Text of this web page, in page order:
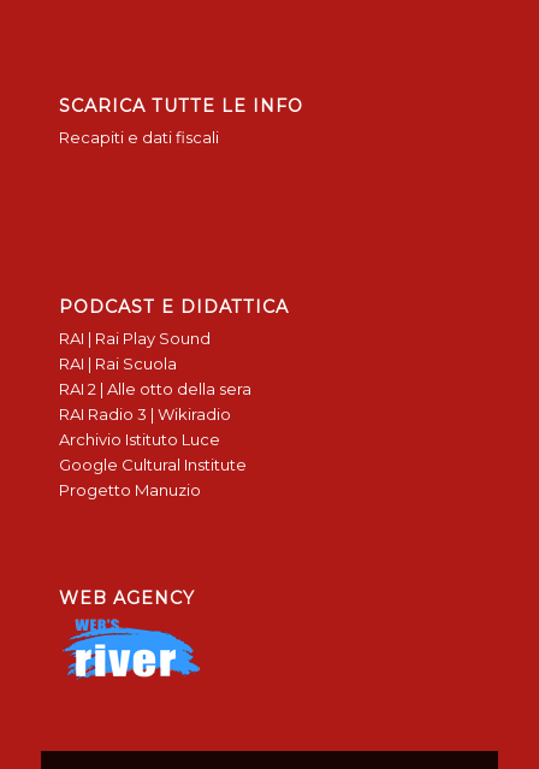
SCARICA TUTTE LE INFO
Recapiti e dati fiscali
PODCAST E DIDATTICA
RAI | Rai Play Sound
RAI | Rai Scuola
RAI 2 | Alle otto della sera
RAI Radio 3 | Wikiradio
Archivio Istituto Luce
Google Cultural Institute
Progetto Manuzio
WEB AGENCY